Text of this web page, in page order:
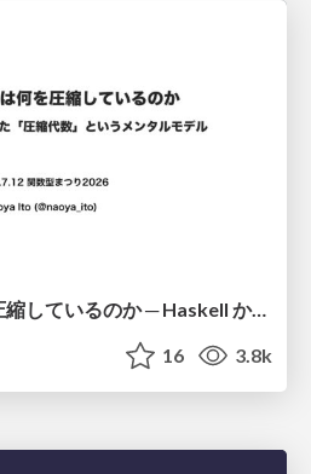
アルゴリズムは何を圧縮しているのか ─ Haskell から育った「圧縮代数」というメンタルモデル
16 3.8k